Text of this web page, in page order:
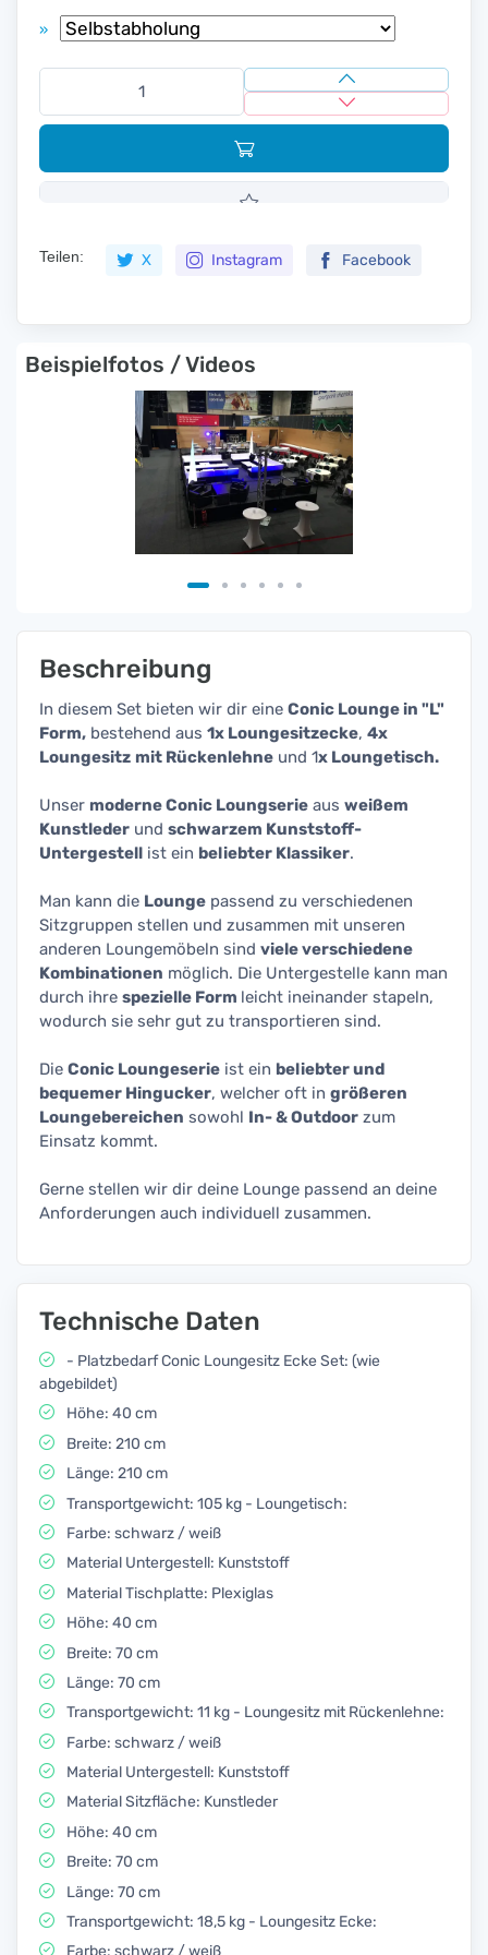
»
Teilen: X Instagram Facebook
Beispielfotos / Videos
Beschreibung
In diesem Set bieten wir dir eine Conic Lounge in "L"
Form, bestehend aus 1x Loungesitzecke, 4x
Loungesitz mit Rückenlehne und 1x Loungetisch.
Unser moderne Conic Loungserie aus weißem
Kunstleder und schwarzem Kunststoff-
Untergestell ist ein beliebter Klassiker.
Man kann die Lounge passend zu verschiedenen
Sitzgruppen stellen und zusammen mit unseren
anderen Loungemöbeln sind viele verschiedene
Kombinationen möglich. Die Untergestelle kann man
durch ihre spezielle Form leicht ineinander stapeln,
wodurch sie sehr gut zu transportieren sind.
Die Conic Loungeserie ist ein beliebter und
bequemer Hingucker, welcher oft in größeren
Loungebereichen sowohl In- & Outdoor zum
Einsatz kommt.
Gerne stellen wir dir deine Lounge passend an deine
Anforderungen auch individuell zusammen.
Technische Daten
- Platzbedarf Conic Loungesitz Ecke Set: (wie
abgebildet)
Höhe: 40 cm
Breite: 210 cm
Länge: 210 cm
Transportgewicht: 105 kg - Loungetisch:
Farbe: schwarz / weiß
Material Untergestell: Kunststoff
Material Tischplatte: Plexiglas
Höhe: 40 cm
Breite: 70 cm
Länge: 70 cm
Transportgewicht: 11 kg - Loungesitz mit Rückenlehne:
Farbe: schwarz / weiß
Material Untergestell: Kunststoff
Material Sitzfläche: Kunstleder
Höhe: 40 cm
Breite: 70 cm
Länge: 70 cm
Transportgewicht: 18,5 kg - Loungesitz Ecke: